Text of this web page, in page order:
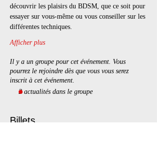
découvrir les plaisirs du BDSM, que ce soit pour
essayer sur vous-même ou vous conseiller sur les
différentes techniques.
Afficher plus
Il y a un groupe pour cet événement. Vous
pourrez le rejoindre dès que vous vous serez
inscrit à cet événement.
2 actualités dans le groupe
Billets